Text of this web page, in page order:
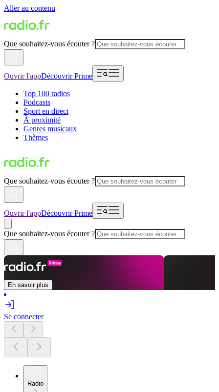
Aller au contenu
Que souhaitez-vous écouter ?
Ouvrir l'appDécouvrir Prime
Top 100 radios
Podcasts
Sport en direct
À proximité
Genres musicaux
Thèmes
Que souhaitez-vous écouter ?
Ouvrir l'appDécouvrir Prime
Que souhaitez-vous écouter ?
En savoir plus
Se connecter
Radio